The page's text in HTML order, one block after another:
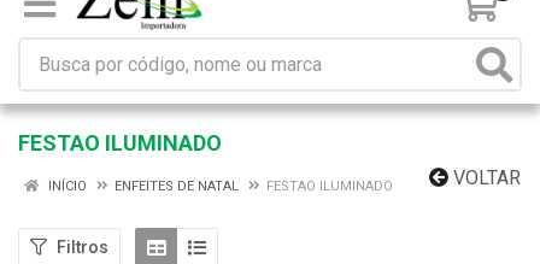
FESTAO ILUMINADO
VOLTAR
INÍCIO ENFEITES DE NATAL FESTAO ILUMINADO
Filtros